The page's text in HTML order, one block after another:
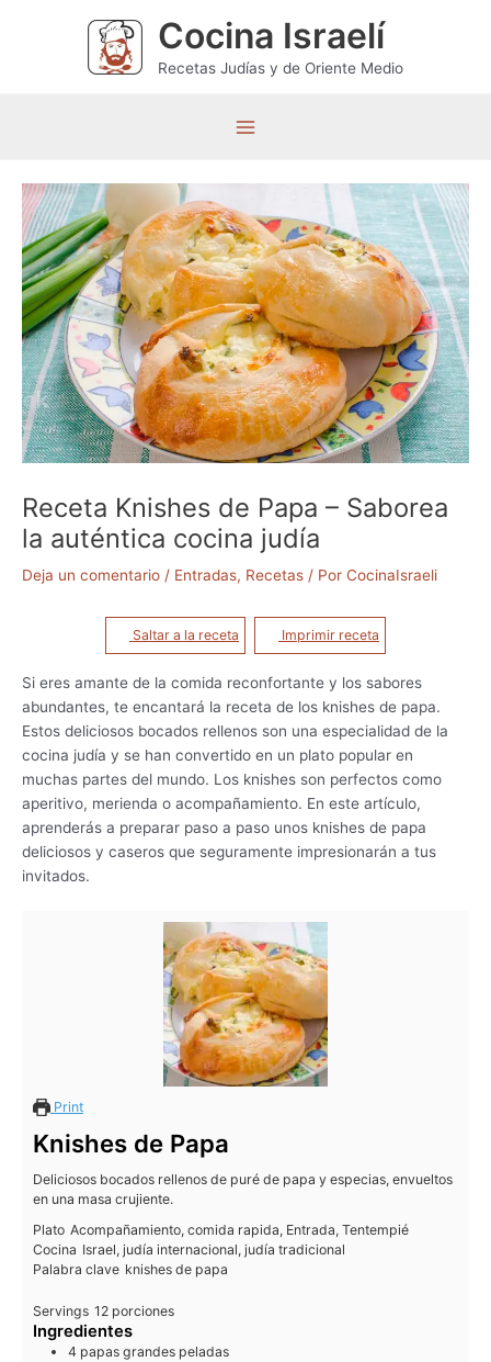
Cocina Israelí
Recetas Judías y de Oriente Medio
a
i
n
M
e
n
u
Receta Knishes de Papa – Saborea
la auténtica cocina judía
Deja un comentario / Entradas, Recetas / Por CocinaIsraeli
Saltar a la receta Imprimir receta
Si eres amante de la comida reconfortante y los sabores
abundantes, te encantará la receta de los knishes de papa.
Estos deliciosos bocados rellenos son una especialidad de la
cocina judía y se han convertido en un plato popular en
muchas partes del mundo. Los knishes son perfectos como
aperitivo, merienda o acompañamiento. En este artículo,
aprenderás a preparar paso a paso unos knishes de papa
deliciosos y caseros que seguramente impresionarán a tus
invitados.
Print
Knishes de Papa
Deliciosos bocados rellenos de puré de papa y especias, envueltos
en una masa crujiente.
Plato Acompañamiento, comida rapida, Entrada, Tentempié
Cocina Israel, judía internacional, judía tradicional
Palabra clave knishes de papa
Servings 12 porciones
Ingredientes
4 papas grandes peladas